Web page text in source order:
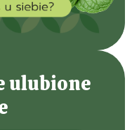
ulubione